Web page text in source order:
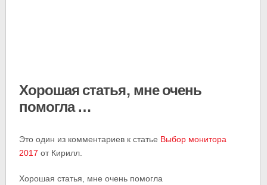
Хорошая статья, мне очень
помогла …
Это один из комментариев к статье Выбор монитора
2017 от Кирилл.
Хорошая статья, мне очень помогла